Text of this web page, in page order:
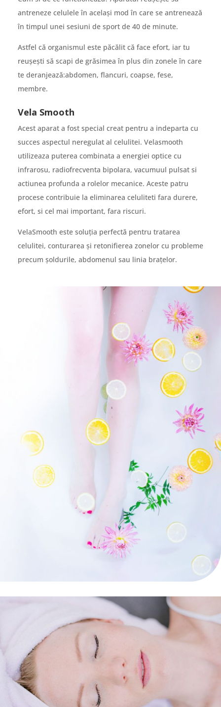
antreneze celulele în acelaşi mod în care se antrenează
în timpul unei sesiuni de sport de 40 de minute.
Astfel că organismul este păcălit că face efort, iar tu
reuşeşti să scapi de grăsimea în plus din zonele în care
te deranjează:abdomen, flancuri, coapse, fese,
membre.
Vela Smooth
Acest aparat a fost special creat pentru a indeparta cu
succes aspectul neregulat al celulitei. Velasmooth
utilizeaza puterea combinata a energiei optice cu
infrarosu, radiofrecventa bipolara, vacumuul pulsat si
actiunea profunda a rolelor mecanice. Aceste patru
procese contribuie la eliminarea celuliteti fara durere,
efort, si cel mai important, fara riscuri.
VelaSmooth este soluţia perfectă pentru tratarea
celulitei, conturarea şi retonifierea zonelor cu probleme
precum şoldurile, abdomenul sau linia braţelor.